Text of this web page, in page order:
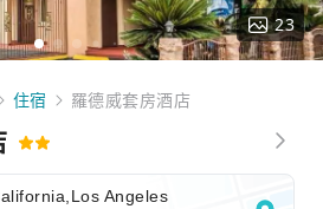
23
住宿 羅德威套房酒店
Angeles